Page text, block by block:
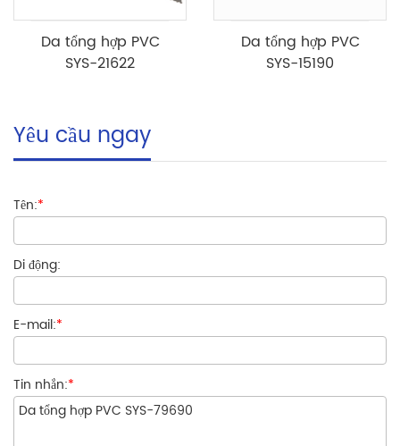
Da tổng hợp PVC
SYS-21622
Da tổng hợp PVC
SYS-15190
Yêu cầu ngay
Tên:*
Di động:
E-mail:*
Tin nhắn:*